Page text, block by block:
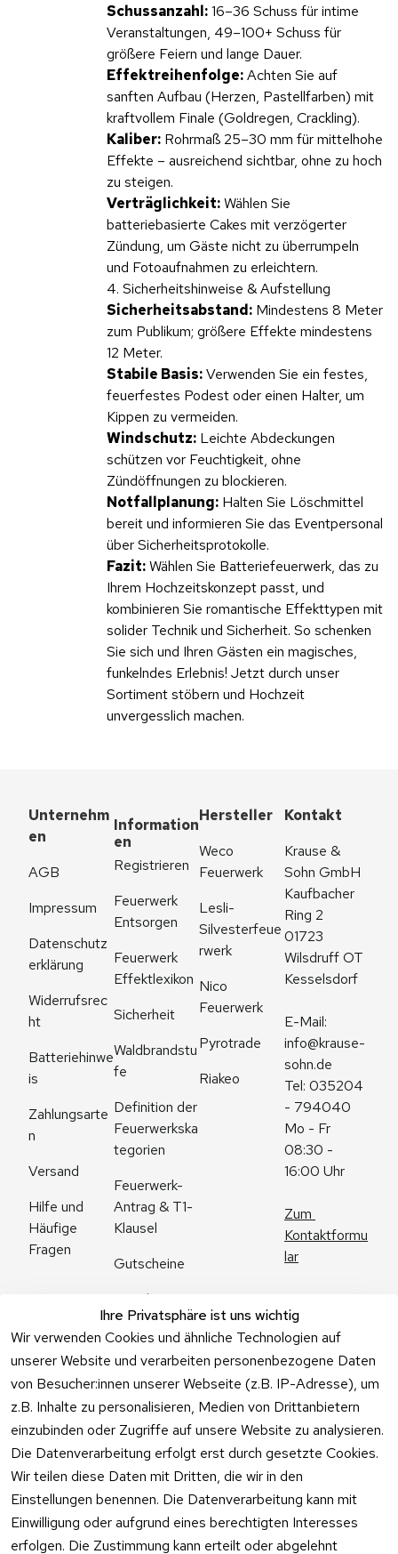
Schussanzahl:16–36 Schuss für intime
Veranstaltungen, 49–100+ Schuss für
größere Feiern und lange Dauer.
Effektreihenfolge:Achten Sie auf
sanften Aufbau (Herzen, Pastellfarben) mit
kraftvollem Finale (Goldregen, Crackling).
Kaliber:Rohrmaß 25–30 mm für mittelhohe
Effekte – ausreichend sichtbar, ohne zu hoch
zu steigen.
Verträglichkeit:Wählen Sie
batteriebasierte Cakes mit verzögerter
Zündung, um Gäste nicht zu überrumpeln
und Fotoaufnahmen zu erleichtern.
4. Sicherheitshinweise & Aufstellung
Sicherheitsabstand:Mindestens 8 Meter
zum Publikum; größere Effekte mindestens
12 Meter.
Stabile Basis:Verwenden Sie ein festes,
feuerfestes Podest oder einen Halter, um
Kippen zu vermeiden.
Windschutz:Leichte Abdeckungen
schützen vor Feuchtigkeit, ohne
Zündöffnungen zu blockieren.
Notfallplanung:Halten Sie Löschmittel
bereit und informieren Sie das Eventpersonal
über Sicherheitsprotokolle.
Fazit:Wählen Sie Batteriefeuerwerk, das zu
Ihrem Hochzeitskonzept passt, und
kombinieren Sie romantische Effekttypen mit
solider Technik und Sicherheit. So schenken
Sie sich und Ihren Gästen ein magisches,
funkelndes Erlebnis! Jetzt durch unser
Sortiment stöbern und Hochzeit
unvergesslich machen.
Ihre Privatsphäre ist uns wichtig
Wir verwenden Cookies und ähnliche Technologien auf
unserer Website und verarbeiten personenbezogene Daten
von Besucher:innen unserer Webseite (z.B. IP-Adresse), um
z.B. Inhalte zu personalisieren, Medien von Drittanbietern
einzubinden oder Zugriffe auf unsere Website zu analysieren.
Die Datenverarbeitung erfolgt erst durch gesetzte Cookies.
Wir teilen diese Daten mit Dritten, die wir in den
Einstellungen benennen. Die Datenverarbeitung kann mit
Einwilligung oder aufgrund eines berechtigten Interesses
erfolgen. Die Zustimmung kann erteilt oder abgelehnt
Unternehm
en
AGB
Impressum
Datenschutz
erklärung
Widerrufsrec
ht
Batteriehinwe
is
Zahlungsarte
n
Versand
Hilfe und
Häufige
Fragen
Information
en
Registrieren
Feuerwerk
Entsorgen
Feuerwerk
Effektlexikon
Sicherheit
Waldbrandstu
fe
Definition der
Feuerwerkska
tegorien
Feuerwerk-
Antrag & T1-
Klausel
Gutscheine
Angebote
Feuerwerk
Online kaufen
Hersteller
Weco
Feuerwerk
Lesli-
Silvesterfeue
rwerk
Nico
Feuerwerk
Pyrotrade
Riakeo
Kontakt
Krause &
Sohn GmbH
Kaufbacher
Ring 2
01723
Wilsdruff OT
Kesselsdorf
info@krause-
sohn.de
Tel: 035204
- 794040
Mo - Fr
08:30 -
16:00 Uhr
Zum
Kontaktformu
lar
Vertrag
widerrufen